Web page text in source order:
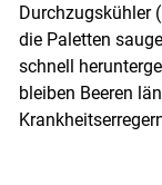
Durchzugskühler
die Paletten
schnell
bleiben Beeren